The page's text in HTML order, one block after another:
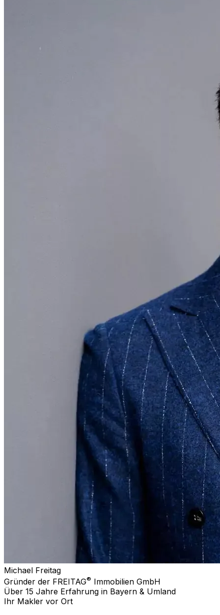
Michael Freitag
Gründer der FREITAG® Immobilien GmbH
Über 15 Jahre Erfahrung in Bayern & Umland
Ihr Makler vor Ort